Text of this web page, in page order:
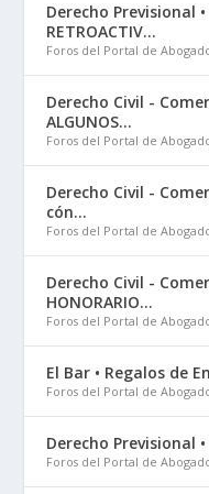
Derecho Previsional •
RETROACTIV...
Foros del Portal de
Derecho Civil -
ALGUNOS...
Foros del Portal de
Derecho Civil -
cón...
Foros del Portal de
Derecho Civil -
HONORARIO...
Foros del Portal de
El Bar • Regalos de
Foros del Portal de
Derecho Previsional
Foros del Portal de